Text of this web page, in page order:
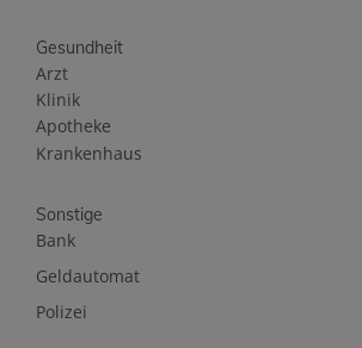
Gesundheit
Arzt
Klinik
Apotheke
Krankenhaus
Sonstige
Bank
Geldautomat
Polizei